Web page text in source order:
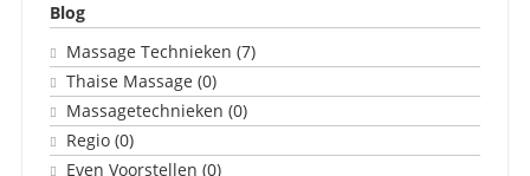
Blog
Massage Technieken (7)
Thaise Massage (0)
Massagetechnieken (0)
Regio (0)
Even Voorstellen (0)